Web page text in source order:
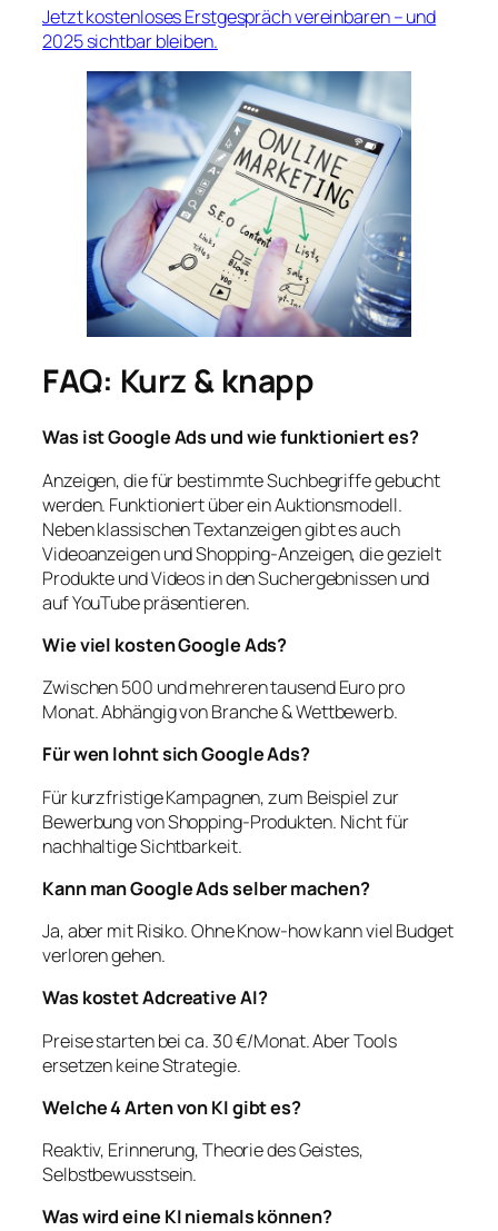
Jetzt kostenloses Erstgespräch vereinbaren – und
2025 sichtbar bleiben.
FAQ: Kurz & knapp
Was ist Google Ads und wie funktioniert es?
Anzeigen, die für bestimmte Suchbegriffe gebucht
werden. Funktioniert über ein Auktionsmodell.
Neben klassischen Textanzeigen gibt es auch
Videoanzeigen und Shopping-Anzeigen, die gezielt
Produkte und Videos in den Suchergebnissen und
auf YouTube präsentieren.
Wie viel kosten Google Ads?
Zwischen 500 und mehreren tausend Euro pro
Monat. Abhängig von Branche & Wettbewerb.
Für wen lohnt sich Google Ads?
Für kurzfristige Kampagnen, zum Beispiel zur
Bewerbung von Shopping-Produkten. Nicht für
nachhaltige Sichtbarkeit.
Kann man Google Ads selber machen?
Ja, aber mit Risiko. Ohne Know-how kann viel Budget
verloren gehen.
Was kostet Adcreative AI?
Preise starten bei ca. 30 €/Monat. Aber Tools
ersetzen keine Strategie.
Welche 4 Arten von KI gibt es?
Reaktiv, Erinnerung, Theorie des Geistes,
Selbstbewusstsein.
Was wird eine KI niemals können?